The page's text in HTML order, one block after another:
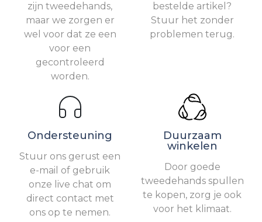
zijn tweedehands,
maar we zorgen er
wel voor dat ze een
voor een
gecontroleerd
worden.
bestelde artikel?
Stuur het zonder
problemen terug.
Ondersteuning
Stuur ons gerust een
e-mail of gebruik
onze live chat om
direct contact met
ons op te nemen.
Duurzaam
winkelen
Door goede
tweedehands spullen
te kopen, zorg je ook
voor het klimaat.